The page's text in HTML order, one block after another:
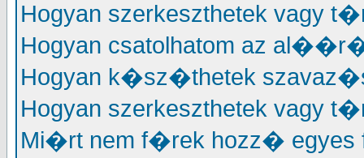
Hogyan szerkeszthetek vagy
Hogyan csatolhatom az
Hogyan k�sz�thetek
Hogyan szerkeszthetek vagy
Mi�rt nem f�rek hozz� egyes